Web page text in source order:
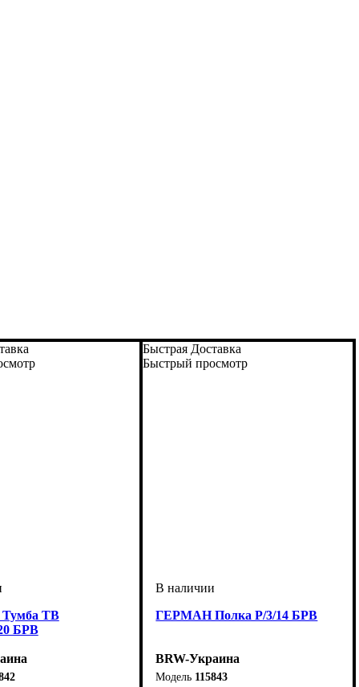
ТВ
БРВ
Быстрая Доставка
Быстрый просмотр
ГЕРМАН Полка P/3/14 БРВ
BRW-Украина
115843